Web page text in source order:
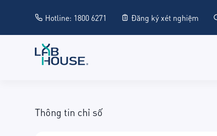
Hotline: 1800 6271 Đăng ký xét nghiệm
Thông tin chỉ số